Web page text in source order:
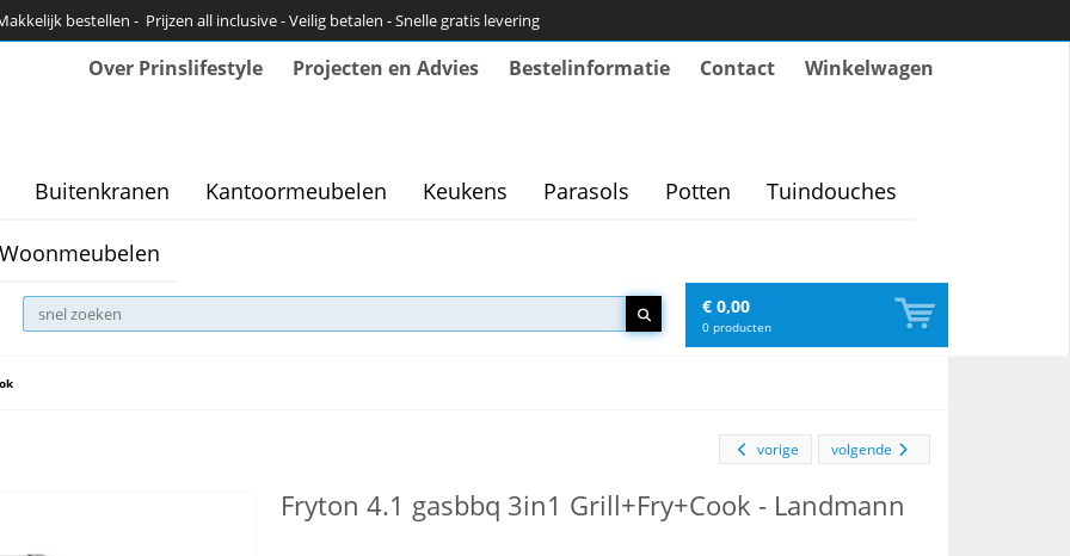
bestellen - Prijzen all inclusive - Veilig betalen - Snelle gratis levering
Over Prinslifestyle Projecten en Advies Bestelinformatie Contact Winkelwagen
Buitenkranen Kantoormeubelen Keukens Parasols Potten Tuindouches
Woonmeubelen
€ 0,00
0 producten
volgende
vorige
Fryton 4.1 gasbbq 3in1 Grill+Fry+Cook - Landmann